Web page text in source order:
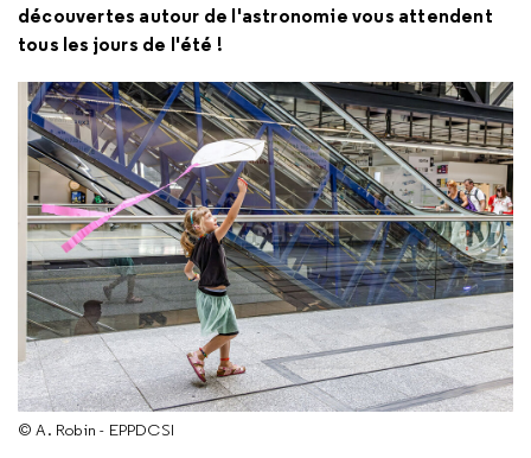
découvertes autour de l'astronomie vous attendent
tous les jours de l'été !
© A. Robin - EPPDCSI